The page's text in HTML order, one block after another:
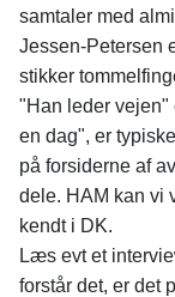
samtaler med
Jessen-Petersen
stikker
"Han leder vejen"
en dag", er
på forsiderne af
dele. HAM kan vi
kendt i DK.
Læs evt et
forstår det, er det